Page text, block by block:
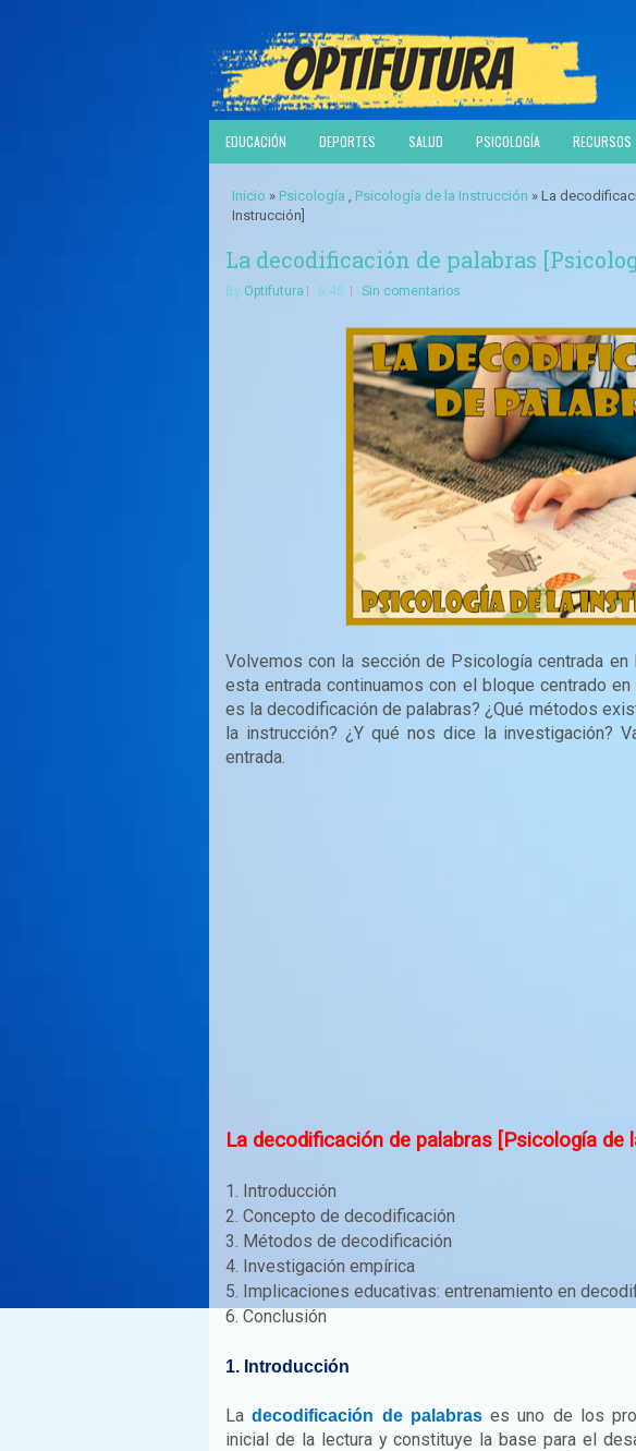
EDUCACIÓN DEPORTES SALUD PSICOLOGÍA RECURSOS
Inicio » Psicología , Psicología de la Instrucción » La
Instrucción]
La decodificación de palabras
By Optifutura 6:45 Sin comentarios
Volvemos con la sección de Psicología centrada en
esta entrada continuamos con el bloque centrado
es la decodificación de palabras? ¿Qué métodos
la instrucción? ¿Y qué nos dice la investigación?
entrada.
La decodificación de palabras [Psicología de
1. Introducción
2. Concepto de decodificación
3. Métodos de decodificación
4. Investigación empírica
5. Implicaciones educativas: entrenamiento en
6. Conclusión
1. Introducción
Ladecodificación de palabrases uno de los
inicial de la lectura y constituye la base para el